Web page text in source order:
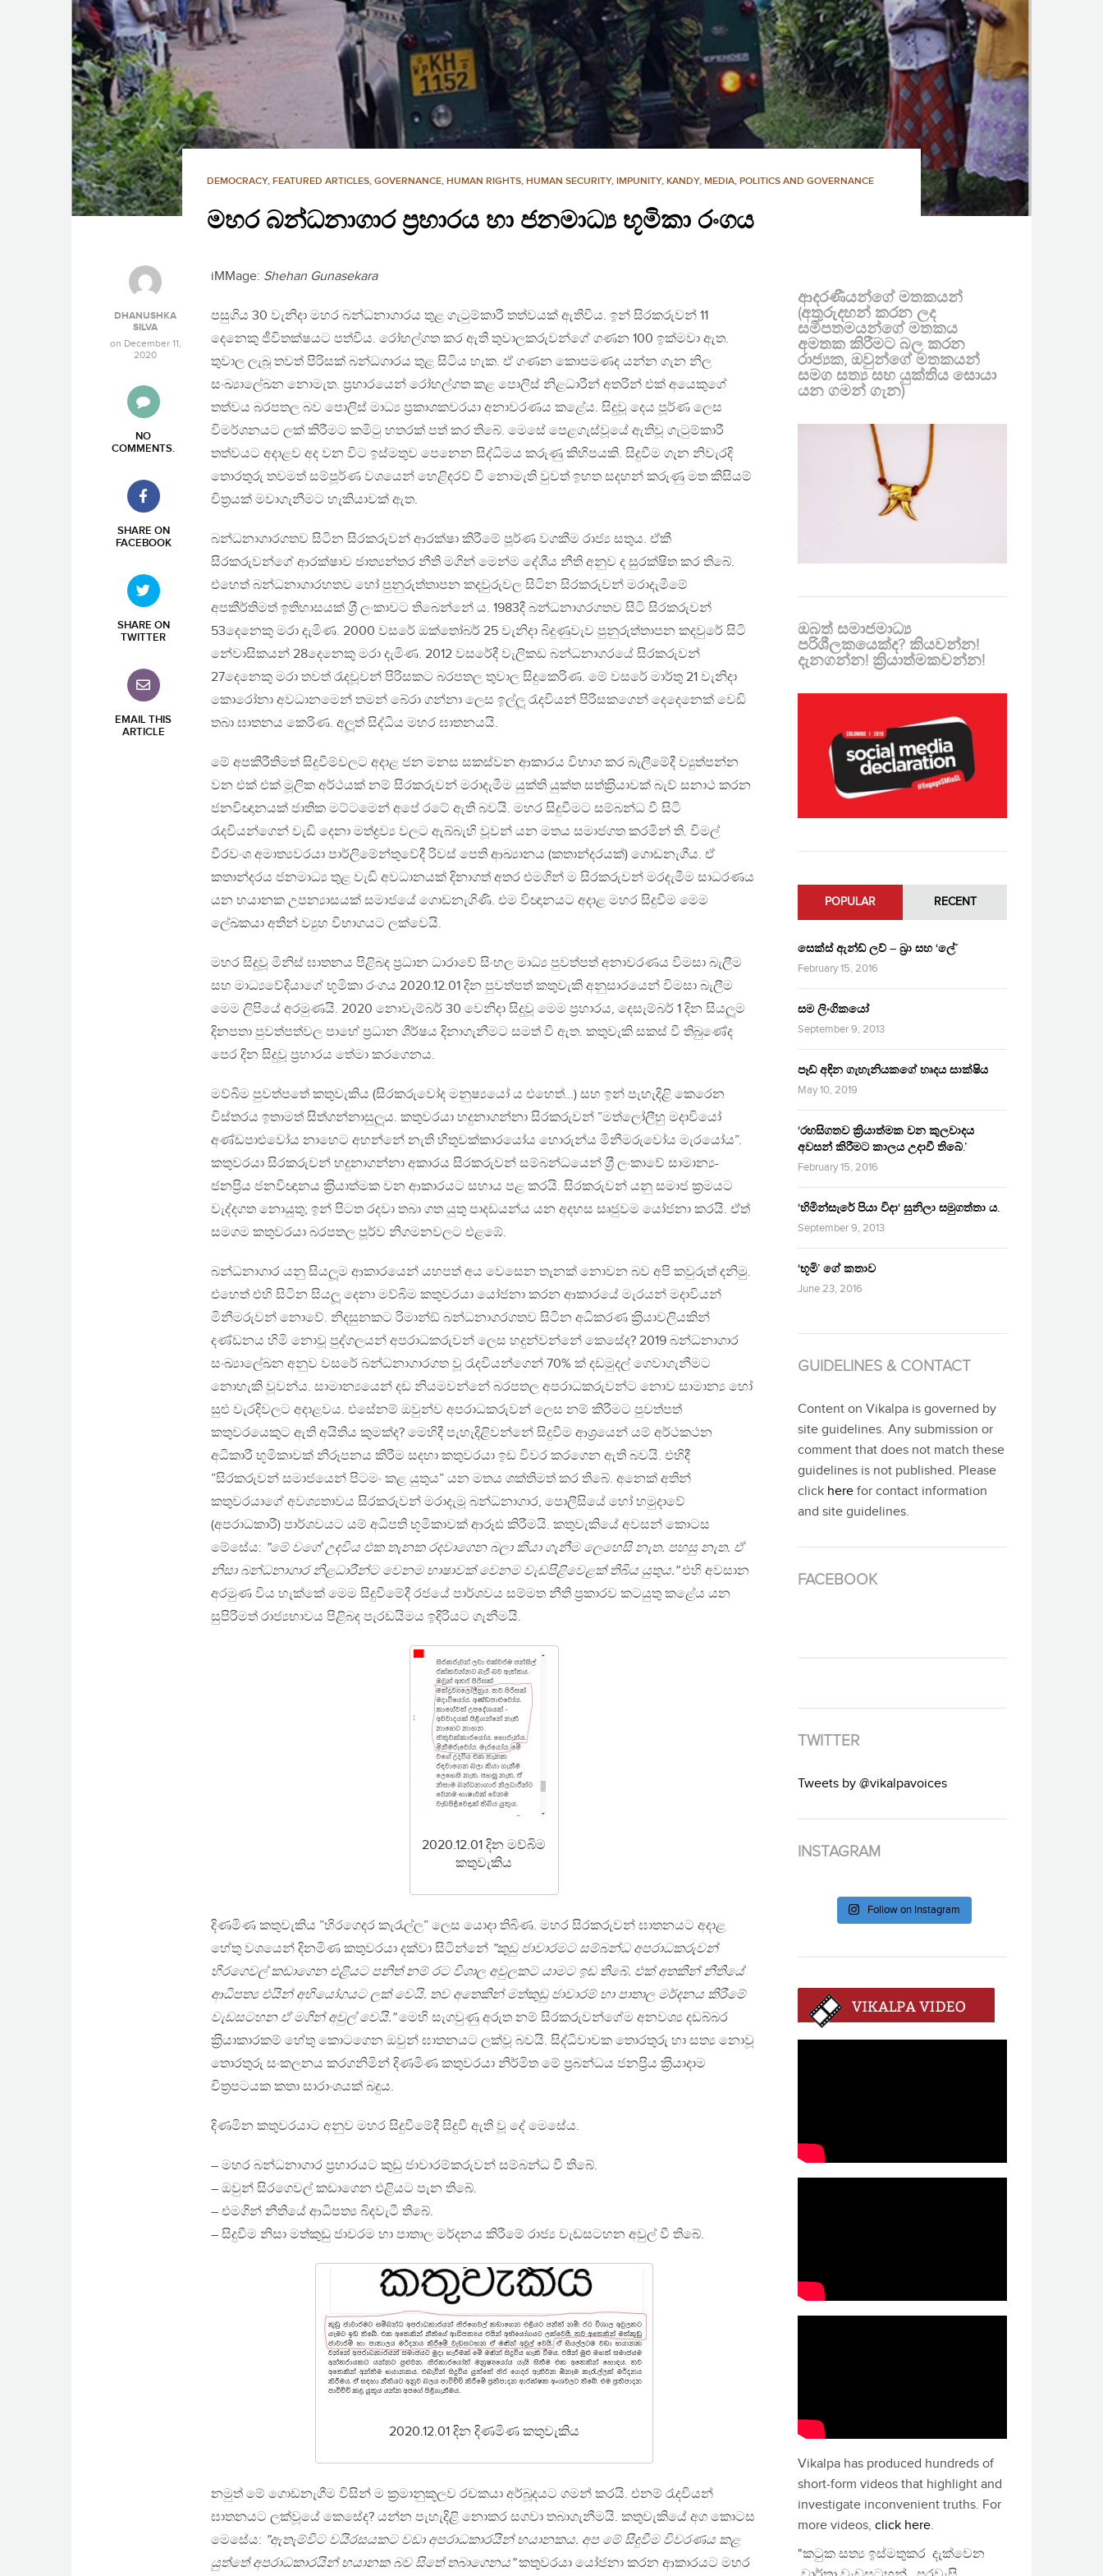
DEMOCRACY, FEATURED ARTICLES, GOVERNANCE, HUMAN RIGHTS, HUMAN SECURITY, IMPUNITY, KANDY, MEDIA, POLITICS AND GOVERNANCE
මහර බන්ධනාගාර ප‍්‍රහාරය හා ජනමාධ්‍ය භූමිකා රංගය
DHANUSHKA
SILVA
on December 11,
2020
NO
COMMENTS.
SHARE ON
FACEBOOK
SHARE ON
TWITTER
EMAIL THIS
ARTICLE
iMMage: Shehan Gunasekara
පසුගිය 30 වැනිදා මහර බන්ධනාගාරය තුළ ගැටුම්කාරී තත්වයක් ඇතිවිය. ඉන් සිරකරුවන් 11
දෙනෙකු ජීවිතක්ෂයට පත්විය. රෝහල්ගත කර ඇති තුවාලකරුවන්ගේ ගණන 100 ඉක්මවා ඇත.
තුවාල ලැබූ තවත් පිරිසක් බන්ධගාරය තුළ සිටිය හැක. ඒ ගණන කොපමණද යන්න ගැන නිල
සංඛ්‍යාලේඛන නොමැත. ප‍්‍රහාරයෙන් රෝහල්ගත කළ පොලිස් නිළධාරීන් අතරින් එක් අයෙකුගේ
තත්වය බරපතල බව පොලිස් මාධ්‍ය ප‍්‍රකාශකවරයා අනාවරණය කළේය. සිදුවූ දෙය පූර්ණ ලෙස
විමර්ශනයට ලක් කිරීමට කමිටු හතරක් පත් කර තිබේ. මෙසේ පෙළගැස්වූයේ ඇතිවූ ගැටුම්කාරී
තත්වයට අදාළව අද වන විට ඉස්මතුව පෙනෙන සිද්ධිමය කරුණු කිහිපයකි. සිදුවීම ගැන නිවැරදි
තොරතුරු තවමත් සම්පූර්ණ වශයෙන් හෙළිදරව් වී නොමැති වුවත් ඉහත සදහන් කරුණු මත කිසියම්
චිත‍්‍රයක් මවාගැනීමට හැකියාවක් ඇත.
බන්ධනාගාරගතව සිටින සිරකරුවන් ආරක්ෂා කිරීමේ පූර්ණ වගකීම රාජ්‍ය සතුය. ඒකී
සිරකරුවන්ගේ ආරක්ෂාව ජාත්‍යන්තර නීති මගින් මෙන්ම දේශීය නීති අනුව ද සුරක්ෂිත කර තිබේ.
එහෙත් බන්ධනාගාරහතව හෝ පුනුරුත්තාපන කදවුරුවල සිටින සිරකරුවන් මරාදැමීමේ
අපකීර්තිමත් ඉතිහාසයක් ශ‍්‍රී ලංකාවට තිබෙන්නේ ය. 1983දී බන්ධනාගරගතව සිටි සිරකරුවන්
53දෙනෙකු මරා දැමිණ. 2000 වසරේ ඔක්තෝබර් 25 වැනිදා බිදුණුවැව පුනුරුත්තාපන කදවුරේ සිටි
නේවාසිකයන් 28දෙනෙකු මරා දැමිණ. 2012 වසරේදී වැලිකඩ බන්ධනාගරයේ සිරකරුවන්
27දෙනෙකු මරා තවත් රැදවූවන් පිරිසකට බරපතල තුවාල සිදුකෙරිණ. මේ වසරේ මාර්තු 21 වැනිදා
කොරෝනා අවධානමෙන් තමන් බේරා ගන්නා ලෙස ඉල්ලූ රැදවියන් පිරිසකගෙන් දෙදෙනෙක් වෙඩි
තබා ඝාතනය කෙරිණ. අලූත් සිද්ධිය මහර ඝාතනයයි.
මේ අපකිරීතිමත් සිදුවීම්වලට අදාළ ජන මනස සකස්වන ආකාරය විභාග කර බැලීමේදී ව්‍යුත්පන්න
වන එක් එක් මූලික අර්ථයක් නම් සිරකරුවන් මරාදැමීම යුක්ති යුක්ත සත්ක‍්‍රියාවක් බැව් සනාථ කරන
ජනවිඥානයක් ජාතික මට්ටමෙන් අපේ රටේ ඇති බවයි. මහර සිදුවීමට සම්බන්ධ වී සිටි
රැදවියන්ගෙන් වැඩි දෙනා මත්ද්‍රව්‍ය වලට ඇබ්බැහි වූවන් යන මතය සමාජගත කරමින් ති. විමල්
වීරවංශ අමාත්‍යවරයා පාර්ලිමේන්තුවේදී රිවස් පෙති ආඛ්‍යානය (කතාන්දරයක්) ගොඩනැගීය. ඒ
කතාන්දරය ජනමාධ්‍ය තුළ වැඩි අවධානයක් දිනාගත් අතර එමගින් ම සිරකරුවන් මරදැමීම සාධරණය
යන භයානක උපන්‍යාසයක් සමාජයේ ගොඩනැගිණි. එම විඥානයට අදාළ මහර සිදුවීම මෙම
ලේඛකයා අතින් ව්‍යුහ විභාගයට ලක්වෙයි.
මහර සිදුවූ මිනිස් ඝාතනය පිළිබද ප‍්‍රධාන ධාරාවේ සිංහල මාධ්‍ය පුවත්පත් අනාවරණය විමසා බැලීම
සහ මාධ්‍යවේදියාගේ භූමිකා රංගය 2020.12.01 දින පුවත්පත් කතුවැකි අනුසාරයෙන් විමසා බැලීම
මෙම ලිපියේ අරමුණයි. 2020 නොවැම්බර් 30 වෙනිදා සිදුවූ මෙම ප‍්‍රහාරය, දෙසැම්බර් 1 දින සියලූම
දිනපතා පුවත්පත්වල පාහේ ප‍්‍රධාන ශීර්ෂය දිනාගැනීමට සමත් වී ඇත. කතුවැකි සකස් වී තිබුණේද
පෙර දින සිදුවූ ප‍්‍රහාරය තේමා කරගෙනය.
මව්බිම පුවත්පතේ කතුවැකිය (සිරකරුවෝද මනුෂ්‍යයෝ ය එහෙත්…) සහ ඉන් පැහැදිළි කෙරෙන
විස්තරය ඉතාමත් සිත්ගන්නාසුලූය. කතුවරයා හදුනාගන්නා සිරකරුවන් ”මත්ලෝලීහු මදාවියෝ
අණ්ඩපාළුවෝය නාහෙට අහන්නේ නැති හිතුවක්කාරයෝය හොරුන්ය මිනීමරුවෝය මැරයෝය”.
කතුවරයා සිරකරුවන් හදුනාගන්නා අකාරය සිරකරුවන් සම්බන්ධයෙන් ශ‍්‍රී ලංකාවේ සාමාන්‍ය-
ජනප‍්‍රිය ජනවිඥානය ක‍්‍රියාත්මක වන ආකාරයට සහාය පළ කරයි. සිරකරුවන් යනු සමාජ ක‍්‍රමයට
වැද්දගත නොයුතු; ඉන් පිටත රදවා තබා ගත යුතු පාදඩයන්ය යන අදහස සෘජුවම යෝජනා කරයි. ඒත්
සමගම කතුවරයා බරපතල පූර්ව නිගමනවලට එළඹේ.
බන්ධනාගාර යනු සියලූම ආකාරයෙන් යහපත් අය වෙසෙන තැනක් නොවන බව අපි කවුරුත් දනිමු.
එහෙත් එහි සිටින සියලූ දෙනා මව්බිම කතුවරයා යෝජනා කරන ආකාරයේ මැරයන් මදාවියන්
මිනීමරුවන් නොවේ. නිදසුනකට රිමාන්ඞ් බන්ධනාගරගතව සිටින අධිකරණ ක‍්‍රියාවලියකින්
දණ්ඩනය හිමි නොවූ පුද්ගලයන් අපරාධකරුවන් ලෙස හදුන්වන්නේ කෙසේද? 2019 බන්ධනාගාර
සංඛ්‍යාලේඛන අනුව වසරේ බන්ධනාගාරගත වූ රැදවියන්ගෙන් 70% ක් දඩමුදල් ගෙවාගැනීමට
නොහැකි වූවන්ය. සාමාන්‍යයෙන් දඩ නියමවන්නේ බරපතල අපරාධකරුවන්ට නොව සාමාන්‍ය හෝ
සුළු වැරදිවලට අදාළවය. එසේනම් ඔවුන්ව අපරාධකරුවන් ලෙස නම් කිරීමට පුවත්පත්
කතුවරයෙකුට ඇති අයිතිය කුමක්ද? මෙහිදී පැහැදිළිවන්නේ සිදුවීම ආශ‍්‍රයෙන් යම් අර්ථකථන
අධිකාරී භූමිකාවක් නිරූපනය කිරීම සදහා කතුවරයා ඉඩ විවර කරගෙන ඇති බවයි. එහිදී
”සිරකරුවන් සමාජයෙන් පිටමං කළ යුතුය” යන මතය ශක්තිමත් කර තිබේ. අනෙක් අතින්
කතුවරයාගේ අවශ්‍යතාවය සිරකරුවන් මරාදැමූ බන්ධනාගාර, පොලීසියේ හෝ හමුදාවේ
(අපරාධකාරී) පාර්ශවයට යම් අධිපති භූමිකාවක් ආරූඪ කිරීමයි. කතුවැකියේ අවසන් කොටස
මේසේය: ”මේ වගේ උදවිය එක තැනක රදවාගෙන බලා කියා ගැනීම ලෙහෙසි නැත. පහසු නැත. ඒ
නිසා බන්ධනාගාර නිළධාරීන්ට වෙනම භාෂාවක් වෙනම වැඩපිළිවෙළක් තිබිය යුතුය.”එහි අවසාන
අරමුණ විය හැක්කේ මෙම සිදුවීමේදී රජයේ පාර්ශවය සම්මත නීති ප‍්‍රකාරව කටයුතු කළේය යන
සුපිරිමත් රාජ්‍යභාවය පිළිබද පැරඩයිමය ඉදිරියට ගැනීමයි.
2020.12.01 දින මව්බිම
කතුවැකිය
දිණමිණ කතුවැකිය ”හිරගෙදර කැරැල්ල” ලෙස යොදා තිබිණ. මහර සිරකරුවන් ඝාතනයට අදාළ
හේතු වශයෙන් දිනමිණ කතුවරයා දක්වා සිටින්නේ ”කුඩු ජාවාරමට සම්බන්ධ අපරාධකරුවන්
හිරගෙවල් කඩාගෙන එළියට පනිත් නම් රට විශාල අවුලකට යාමට ඉඩ තිබේ. එක් අතකින් නීතියේ
ආධිපත්‍ය එයින් අභියෝගයට ලක් වෙයි. තව අතෙකින් මත්කුඩු ජාවාරම් හා පාතාල මර්දනය කිරීමේ
වැඩසටහන ඒ මගින් අවුල් වෙයි.”මෙහි සැගවුණු අරුත නම් සිරකරුවන්ගේම අනවශ්‍ය දඩබ්බර
ක‍්‍රියාකාරකම් හේතු කොටගෙන ඔවුන් ඝාතනයට ලක්වූ බවයි. සිද්ධිවාචක තොරතුරු හා සත්‍ය නොවූ
තොරතුරු සංකලනය කරගනිමින් දිණමිණ කතුවරයා නිර්මිත මේ ප‍්‍රබන්ධය ජනප‍්‍රිය ක‍්‍රියාදාම
චිත‍්‍රපටයක කතා සාරාංශයක් බදුය.
දිණමින කතුවරයාට අනුව මහර සිදුවීමේදී සිදුවී ඇති වූ දේ මෙසේය.
– මහර බන්ධනාගාර ප‍්‍රහාරයට කුඩු ජාවාරම්කරුවන් සම්බන්ධ වී තිබේ.
– ඔවුන් සිරගෙවල් කඩාගෙන එළියට පැන තිබේ.
– එමගින් නීතියේ ආධිපත්‍ය බිදවැටී තිබේ.
– සිදුවීම නිසා මත්කුඩු ජාවරම හා පාතාල මර්දනය කිරීමේ රාජ්‍ය වැඩසටහන අවුල් වී තිබේ.
2020.12.01 දින දිණමිණ කතුවැකිය
නමුත් මේ ගොඩනැගීම විසින් ම ක‍්‍රමානුකූලව රචකයා අර්බූදයට ගමන් කරයි. එනම් රැදවියන්
ඝාතනයට ලක්වූයේ කෙසේද? යන්න පැහැදිළි නොකර සගවා තබාගැනීමයි. කතුවැකියේ අග කොටස
මෙසේය: ”ඇතැම්විට වයිරසයකට වඩා අපරාධකාරයින් භයානකය. අප මේ සිදුවීම විවරණය කළ
යුත්තේ අපරාධකාරයින් භයානක බව සිතේ තබාගෙනය”කතුවරයා යෝජනා කරන ආකාරයට මහර
ආදරණීයන්ගේ මතකයන්
(අතුරුදහන් කරන ලද
සමීපතමයන්ගේ මතකය
අමතක කිරීමට බල කරන
රාජ්‍යක, ඔවුන්ගේ මතකයන්
සමග සත්‍ය සහ යුක්තිය සොයා
යන ගමන් ගැන)
ඔබත් සමාජමාධ්‍ය
පරිශීලකයෙක්ද? කියවන්න!
දැනගන්න! ක්‍රියාත්මකවන්න!
POPULAR RECENT
සෙක්ස් ඇන්ඩ් ලව් – බ්‍රා සහ ‘ලේ’
February 15, 2016
සම ලිංගිකයෝ
September 9, 2013
පෑඩ් අඳින ගැහැනියකගේ හෘදය සාක්ෂිය
May 10, 2019
‘රහසිගතව ක්‍රියාත්මක වන කුලවාදය
අවසන් කිරීමට කාලය උදාවී තිබේ.’
February 15, 2016
‘හිමින්සැරේ පියා විදා‘ සුනිලා සමුගත්තා ය.
September 9, 2013
‘භූමි’ ගේ කතාව
June 23, 2016
GUIDELINES & CONTACT
Content on Vikalpa is governed by
site guidelines. Any submission or
comment that does not match these
guidelines is not published. Please
click here for contact information
and site guidelines.
FACEBOOK
TWITTER
Tweets by @vikalpavoices
INSTAGRAM
Follow on Instagram
Vikalpa has produced hundreds of
short-form videos that highlight and
investigate inconvenient truths. For
more videos, click here.
"කටුක සත්‍ය ඉස්මතුකර දැක්වෙන